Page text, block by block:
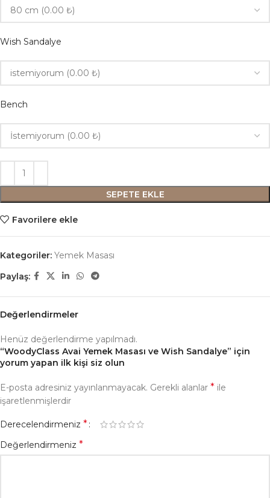
Wish Sandalye
Bench
SEPETE EKLE
Favorilere ekle
Kategoriler: Yemek Masası
Paylaş:
Değerlendirmeler
Henüz değerlendirme yapılmadı.
“WoodyClass Avai Yemek Masası ve Wish Sandalye” için
yorum yapan ilk kişi siz olun
E-posta adresiniz yayınlanmayacak. Gerekli alanlar * ile
işaretlenmişlerdir
Derecelendirmeniz *
Değerlendirmeniz *